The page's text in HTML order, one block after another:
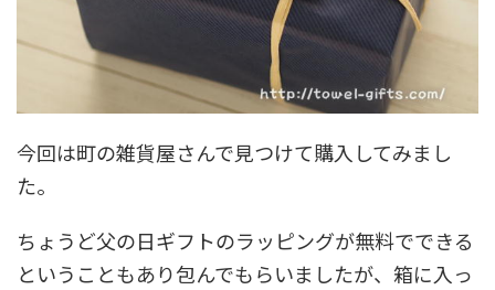
今回は町の雑貨屋さんで見つけて購入してみまし
た。
ちょうど父の日ギフトのラッピングが無料でできる
ということもあり包んでもらいましたが、箱に入っ